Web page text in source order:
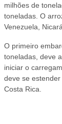
milhões de
toneladas. O
Venezuela,
O primeiro
toneladas, deve
iniciar o
deve se
Costa Rica.